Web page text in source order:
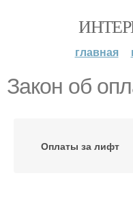
главная
Закон об
Оплаты за лифт